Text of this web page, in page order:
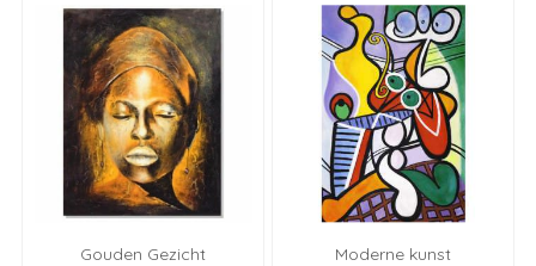
Gouden Gezicht
Moderne kunst